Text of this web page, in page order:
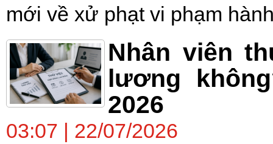
mới về xử phạt vi phạm
Nhân viên
lương
2026
03:07 | 22/07/2026